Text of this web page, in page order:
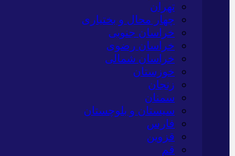
تهران
چهار محال و بختیاری
خراسان جنوبی
خراسان رضوی
خراسان شمالی
خوزستان
زنجان
سمنان
سیستان و بلوچستان
فارس
قزوین
قم